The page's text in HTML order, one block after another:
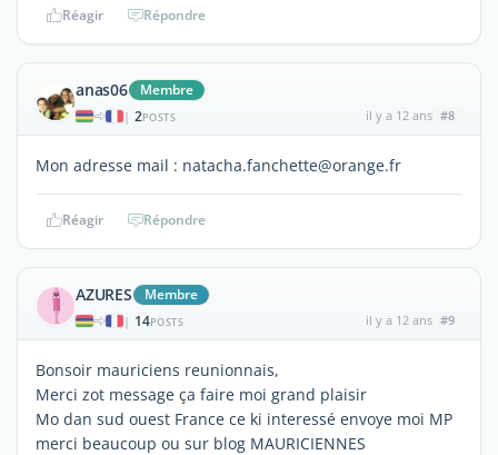
Réagir Répondre
anas06 Membre
| 2POSTS il y a 12 ans #8
Mon adresse mail : natacha.fanchette@orange.fr
Réagir Répondre
AZURES Membre
| 14POSTS il y a 12 ans #9
Bonsoir mauriciens reunionnais,
Merci zot message ça faire moi grand plaisir
Mo dan sud ouest France ce ki interessé envoye moi MP
merci beaucoup ou sur blog MAURICIENNES